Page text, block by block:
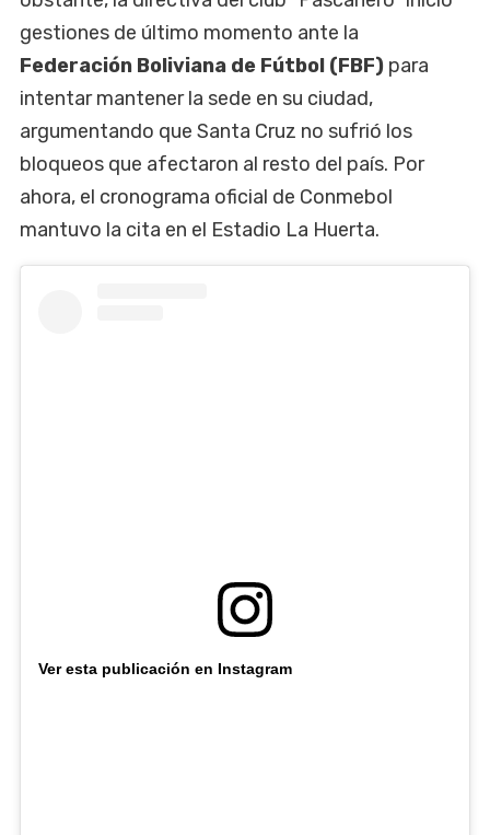
gestiones de último momento ante la
Federación Boliviana de Fútbol (FBF) para
intentar mantener la sede en su ciudad,
argumentando que Santa Cruz no sufrió los
bloqueos que afectaron al resto del país. Por
ahora, el cronograma oficial de Conmebol
mantuvo la cita en el Estadio La Huerta.
Ver esta publicación en Instagram